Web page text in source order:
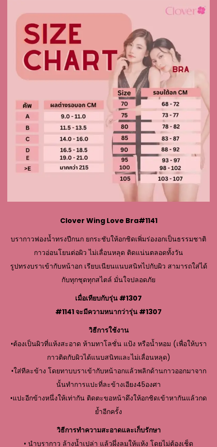
Clover Wing Love Bra#1141
บรากาวฟองน้ำทรงปีกนก ยกระชับให้อกชิดเพิ่มร่องอกเป็นธรรมชาติ
กาวอ่อนโยนต่อผิว ไม่เลื่อนหลุด ติดแน่นตลอดทั้งวัน
รูปทรงบราเข้ากับหน้าอก เรียบเนียนแนบสนิทไปกับผิว สามารถใส่ได้
กับทุกชุดทุกสไตล์ มั่นใจปลอดภัย
เมื่อเทียบกับรุ่น #1307
#1141 จะมีความหนากว่ารุ่น #1307
วิธีการใช้งาน
•ต้องเป็นผิวที่แห้งสะอาด ห้ามทาโลชั่น แป้ง หรือน้ำหอม (เพื่อให้บรา
กาวติดกับผิวได้แนบสนิทและไม่เลื่อนหลุด)
•ใส่ทีละข้าง โดยทาบบราเข้ากับหน้าอกแล้วพลิกด้านกาวออกมาจาก
นั้นทำการแปะที่ละข้างเอียง45องศา
•แปะอีกข้างหนึ่งให้เท่ากัน ติดตะขอหน้าดึงให้อกชิดเข้าหากันแล้วกด
ย้ำอีกครั้ง
วิธีการทำความสะอาดและเก็บรักษา
• นำบรากาว ล้างน้ำเปล่า แล้วผึ่งลมให้แห้ง โดยไม่ต้องเช็ด